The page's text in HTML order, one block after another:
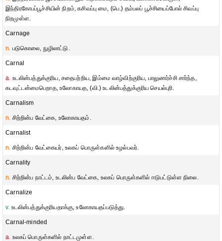
இந்திரகோபப்பூச்சியின் நிறம், கசிவப்பு மை, (பெ.) தம்பலப் பூச்சியைப்போல் சிவப்பு
நிறமுள்ள.
Carnage
n. படுகொலை, நுழிலாட்டு.
Carnal
a. உடலின்பத்துக்குரிய, சதைபற்றிய, இம்மை வாழ்விற்குரிய, பாலுணர்ச்சி சார்ந்த,
கடவுட்டன்மைபெறாத, உலோகாயத, (வி.) உடலின்பத்துக்குரிய செயல்புரி.
Carnalism
n. சிற்றின்ப வேட்கை, உலோகாயதம்.
Carnalist
n. சிற்றின்ப வேட்கையர், உலகப் பொருள்களில் உழல்பவர்.
Carnality
n. சிற்றின்ப நாட்டம், உடலின்ப வேட்கை, உலகப் பொருள்களில் ஈடுபட்டுள்ள நிலை.
Carnalize
v. உடலின்பத்துக்குரியதாக்கு, உலோகாயதப்படுத்து.
Carnal-minded
a. உலகப் பொருள்களில் நாட்டமுள்ள.